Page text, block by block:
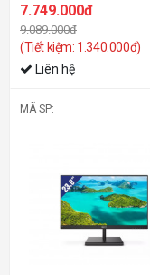
7.749.000đ
9.089.000đ
(Tiết kiệm: 1.340.000đ)
Liên hệ
MÃ SP: